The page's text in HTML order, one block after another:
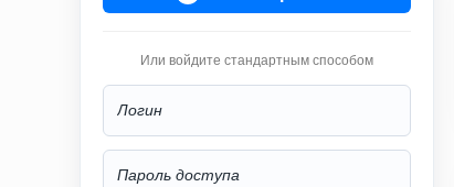
Или войдите стандартным способом